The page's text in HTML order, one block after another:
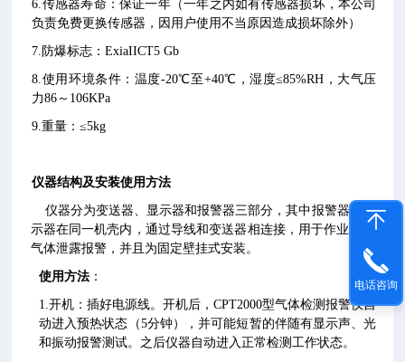
6.传感器寿命：保证一年（一年之内如有传感器损坏，本公司
负责免费更换传感器，因用户使用不当原因造成损坏除外）
7.防爆标志：ExiaIICT5 Gb
8.使用环境条件：温度-20℃至+40℃，湿度≤85%RH，大气压
力86～106KPa
9.重量：≤5kg
仪器结构及安装使用方法
仪器分为变送器、显示器和报警器三部分，其中报警器和显
示器在同一机壳内，通过导线和变送器相连接，用于作业场所
气体泄露报警，并且为固定壁挂式安装。
使用方法：
1.开机：插好电源线。开机后，CPT2000型气体检测报警仪自
动进入预热状态（5分钟），并可能短暂的伴随有显示声、光
和振动报警测试。之后仪器自动进入正常检测工作状态。
电话咨询